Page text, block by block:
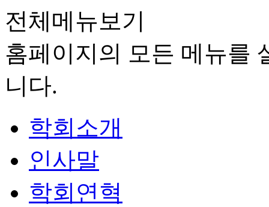
전체메뉴보기
홈페이지의 모든 메뉴를
니다.
학회소개
인사말
학회연혁